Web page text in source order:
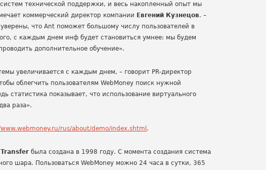
технической поддержки, и весь накопленный опыт мы
коммерческий директор компании Евгений Кузнецов. –
что Ant поможет большому числу пользователей в
с каждым днем инф будет становиться умнее: мы будем
дополнительное обучение».
увеличивается с каждым днем, – говорит PR-директор
облегчить пользователям WebMoney поиск нужной
показывает, что использование виртуального
раза».
ru/rus/about/demo/index.shtml .
была создана в 1998 году. С момента создания система
шара. Пользоваться WebMoney можно 24 часа в сутки, 365